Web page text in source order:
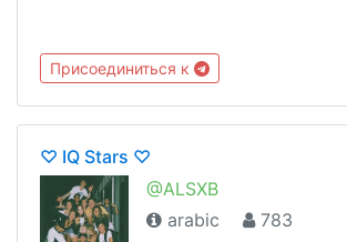
Присоединиться к
♡ IQ Stars ♡
@ALSXB
arabic
783